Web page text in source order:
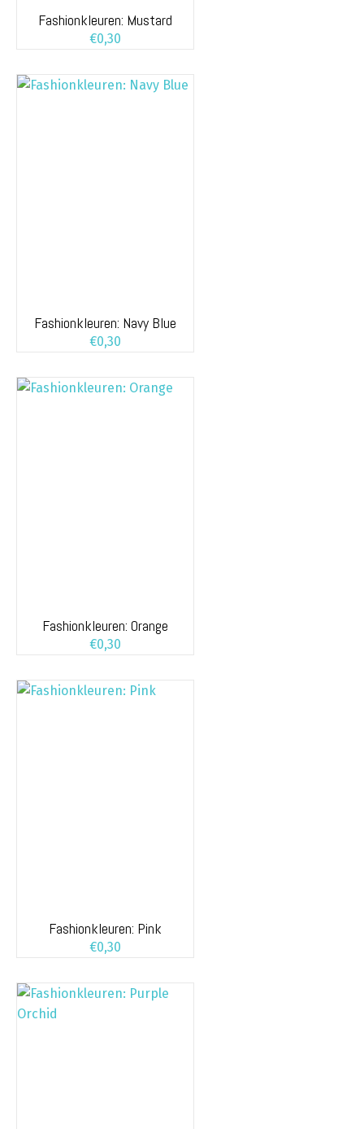
Fashionkleuren: Mustard
€0,30
Fashionkleuren: Navy Blue
€0,30
Fashionkleuren: Orange
€0,30
Fashionkleuren: Pink
€0,30